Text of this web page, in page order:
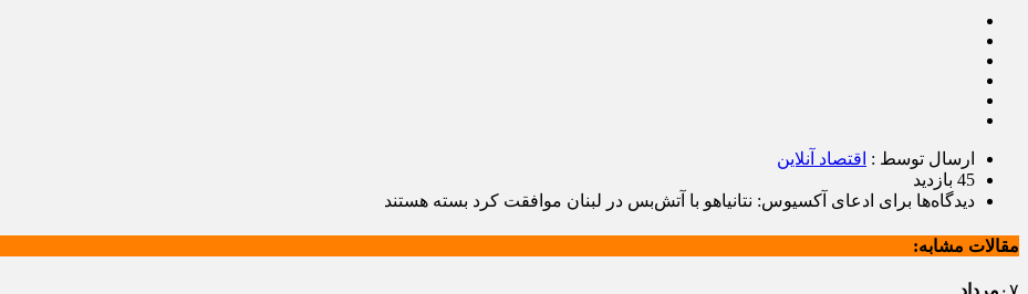
ارسال توسط : اقتصاد آنلاین
45 بازدید
دیدگاه‌ها برای ادعای آکسیوس: نتانیاهو با آتش‌بس در لبنان موافقت کرد بسته هستند
مقالات مشابه:
۰۷ مرداد